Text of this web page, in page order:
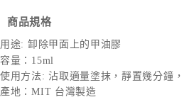
商品規格
用途: 卸除甲面上的甲油膠
容量：15ml
使用方法: 沾取適量塗抹，靜置幾分鐘
產地：MIT 台灣製造